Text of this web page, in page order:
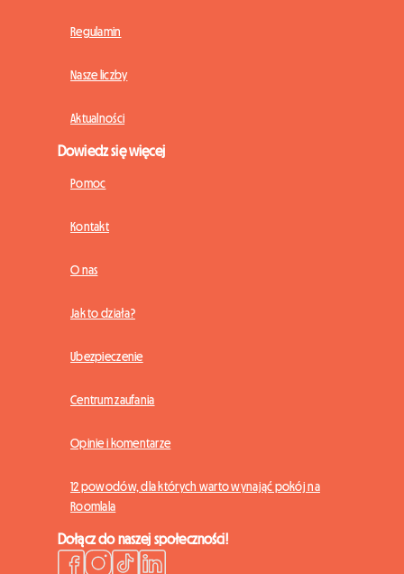
Regulamin
Nasze liczby
Aktualności
Dowiedz się więcej
Pomoc
Kontakt
O nas
Jak to działa?
Ubezpieczenie
Centrum zaufania
Opinie i komentarze
12 powodów, dla których warto wynająć pokój na
Roomlala
Dołącz do naszej społeczności!